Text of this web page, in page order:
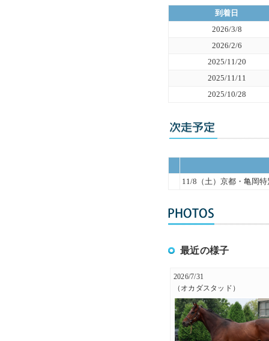
到着日
2026/3/8
2026/2/6
2025/11/20
2025/11/11
2025/10/28
11/8（土）京都・亀岡
最近の様子
2026/7/31
（オカダスタッド）